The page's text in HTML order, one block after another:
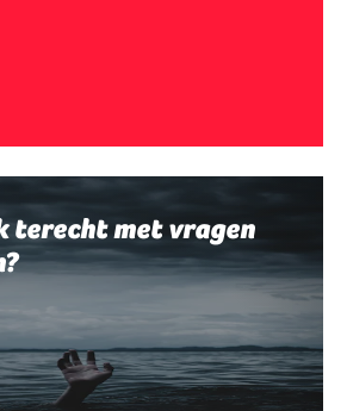
terecht met vragen